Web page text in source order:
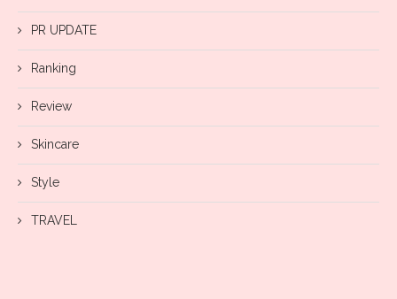
PR UPDATE
Ranking
Review
Skincare
Style
TRAVEL